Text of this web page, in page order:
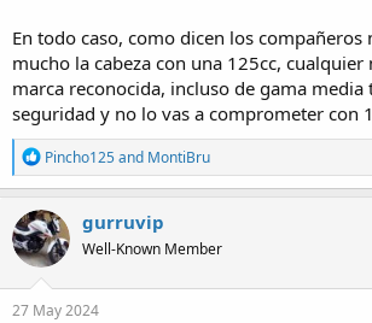
En todo caso, como dicen los compañeros
mucho la cabeza con una 125cc, cualquier
marca reconocida, incluso de gama media
seguridad y no lo vas a comprometer con
R
e
a
c
t
i
o
n
s
Pincho125and MontiBru
gurruvip
Well-Known Member
27 May 2024